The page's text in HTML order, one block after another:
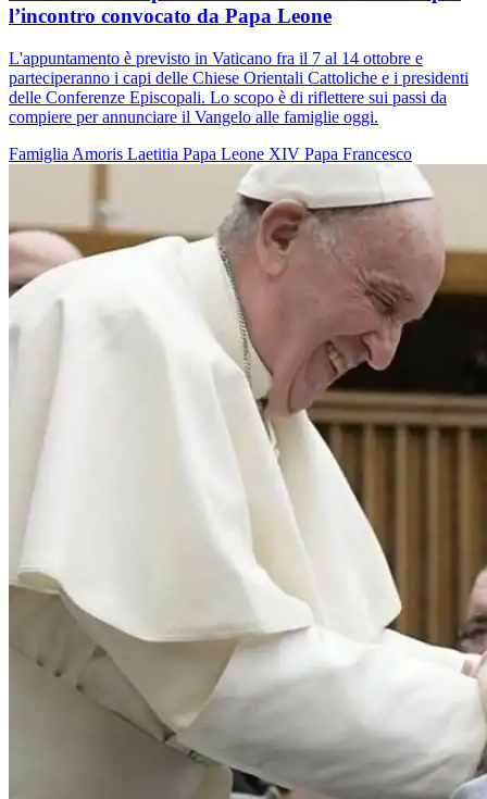
l’incontro convocato da Papa Leone
L'appuntamento è previsto in Vaticano fra il 7 al 14 ottobre e
parteciperanno i capi delle Chiese Orientali Cattoliche e i presidenti
delle Conferenze Episcopali. Lo scopo è di riflettere sui passi da
compiere per annunciare il Vangelo alle famiglie oggi.
Famiglia Amoris Laetitia Papa Leone XIV Papa Francesco